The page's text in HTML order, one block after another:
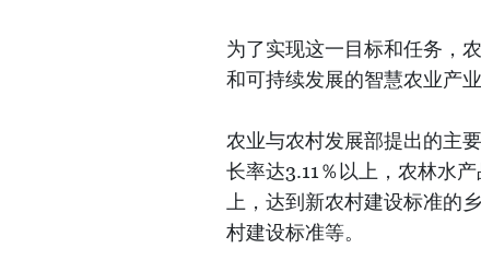
为了实现这一目标和任务，
和可持续发展的智慧农业产
农业与农村发展部提出的主
长率达3.11％以上，农林水
上，达到新农村建设标准的
村建设标准等。